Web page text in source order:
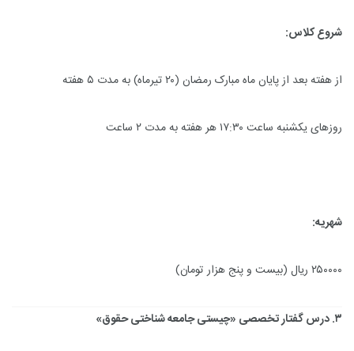
شروع کلاس:
از هفته بعد از پایان ماه مبارک رمضان (۲۰ تیرماه) به مدت ۵ هفته
روزهای یکشنبه ساعت ۱۷:۳۰ هر هفته به مدت ۲ ساعت
شهریه:
۲۵۰۰۰۰ ریال (بیست و پنج هزار تومان)
۳. درس گفتار تخصصی «چیستی جامعه شناختی حقوق»